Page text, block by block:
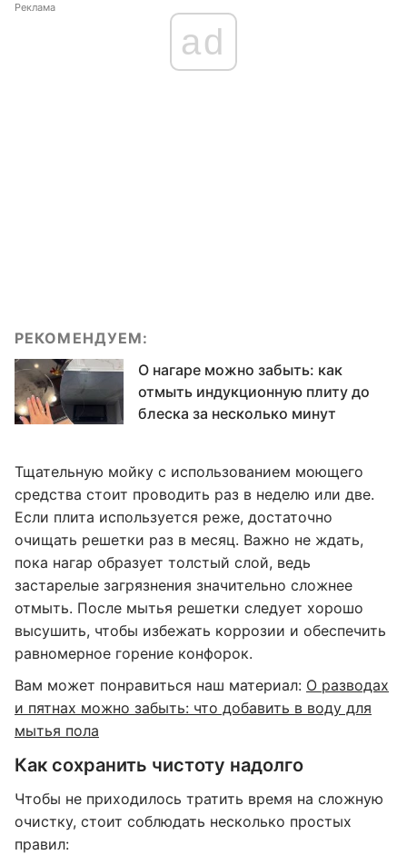
Реклама
ad
РЕКОМЕНДУЕМ:
О нагаре можно забыть: как
отмыть индукционную плиту до
блеска за несколько минут
Тщательную мойку с использованием моющего
средства стоит проводить раз в неделю или две.
Если плита используется реже, достаточно
очищать решетки раз в месяц. Важно не ждать,
пока нагар образует толстый слой, ведь
застарелые загрязнения значительно сложнее
отмыть. После мытья решетки следует хорошо
высушить, чтобы избежать коррозии и обеспечить
равномерное горение конфорок.
Вам может понравиться наш материал: О разводах
и пятнах можно забыть: что добавить в воду для
мытья пола
Как сохранить чистоту надолго
Чтобы не приходилось тратить время на сложную
очистку, стоит соблюдать несколько простых
правил: